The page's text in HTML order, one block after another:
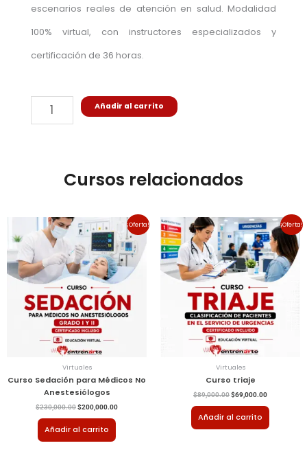
escenarios reales de atención en salud. Modalidad
100% virtual, con instructores especializados y
certificación de 36 horas.
personal
cantidad
Añadir al carrito
Cursos relacionados
¡Oferta!
Virtuales
Curso Sedación para Médicos No
Anestesiólogos
$230,000.00
precio
original
era:
$230,000.00.
$200,000.00
precio
actual
es:
$200,000.00.
Añadir al carrito
¡Oferta!
Virtuales
Curso triaje
$89,000.00
precio
original
era:
$89,000.00.
$69,000.00
El
precio
actual
es:
$69,000.00.
Añadir al carrito